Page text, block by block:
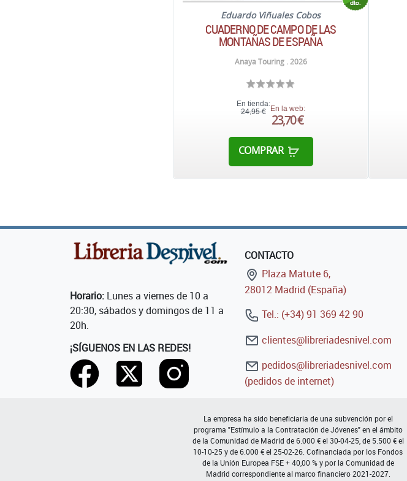
Eduardo Viñuales Cobos
CUADERNO DE CAMPO DE LAS
MONTAÑAS DE ESPAÑA
Anaya Touring . 2026
En tienda:
24,95 € En la web:
23,70 €
COMPRAR
Horario: Lunes a viernes de 10 a
20:30, sábados y domingos de 11 a
20h.
¡SÍGUENOS EN LAS REDES!
CONTACTO
Plaza Matute 6,
28012 Madrid (España)
Tel.: (+34) 91 369 42 90
clientes@libreriadesnivel.com
pedidos@libreriadesnivel.com
(pedidos de internet)
La empresa ha sido beneficiaria de una subvención por el
programa "Estímulo a la Contratación de Jóvenes" en el ámbito
de la Comunidad de Madrid de 6.000 € el 30-04-25, de 5.500 € el
10-10-25 y de 6.000 € el 25-02-26. Cofinanciada por los Fondos
de la Unión Europea FSE + 40,00 % y por la Comunidad de
Madrid correspondiente al marco financiero 2021-2027.